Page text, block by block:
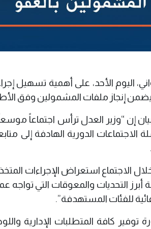
اليوم الأحد، على أهمية تسهيل
إنجاز ملفات المشمولين وفق الأطر
إن “وزير العدل ترأس اجتماعاً
الدورية الهادفة إلى
خلال الاجتماع استعراض الإجراءات
أبرز التحديات والمعوقات التي
للفئات المستهدفة”.
كافة المتطلبات الإدارية